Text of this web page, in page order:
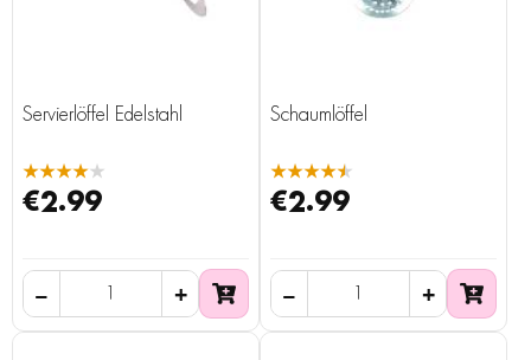
Servierlöffel Edelstahl
★★★★★
€2.99
Schaumlöffel
★★★★★
€2.99